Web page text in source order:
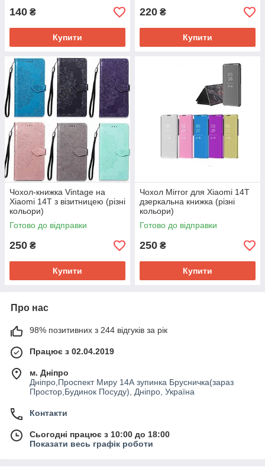
140 ₴
Купити
220 ₴
Купити
Чохол-книжка Vintage на
Xiaomi 14T з візитницею (різні
кольори)
Готово до відправки
250 ₴
Купити
Чохол Mirror для Xiaomi 14T
дзеркальна книжка (різні
кольори)
Готово до відправки
250 ₴
Купити
Про нас
98% позитивних з 244 відгуків за рік
Працює з 02.04.2019
м. Дніпро
Дніпро,Проспект Миру 14А зупинка Брусничка(зараз
Простор,Будинок Посуду), Дніпро, Україна
Контакти
Сьогодні працює з 10:00 до 18:00
Показати весь графік роботи